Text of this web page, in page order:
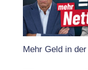
Mehr Geld in